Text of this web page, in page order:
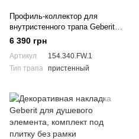
Профиль-коллектор для
внутристенного трапа Geberit
154.340.FW.1
6 390 грн
Артикул
154.340.FW.1
Тип трапа пристенный